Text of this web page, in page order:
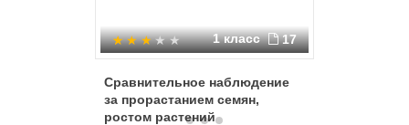
1 класс 17
Сравнительное наблюдение
за прорастанием семян,
ростом растений